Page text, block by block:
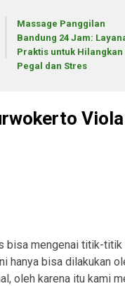
Massage Panggilan
Bandung 24 Jam:
Praktis untuk Hilangkan
Pegal dan Stres
bisa mengenai titik-
hanya bisa dilakukan
oleh karena itu kami